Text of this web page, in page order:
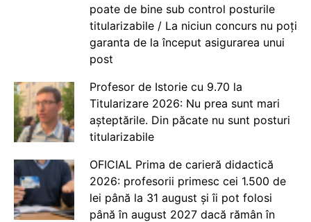
poate de bine sub control posturile
titularizabile / La niciun concurs nu poți
garanta de la început asigurarea unui
post
Profesor de Istorie cu 9.70 la
Titularizare 2026: Nu prea sunt mari
așteptările. Din păcate nu sunt posturi
titularizabile
OFICIAL Prima de carieră didactică
2026: profesorii primesc cei 1.500 de
lei până la 31 august și îi pot folosi
până în august 2027 dacă rămân în